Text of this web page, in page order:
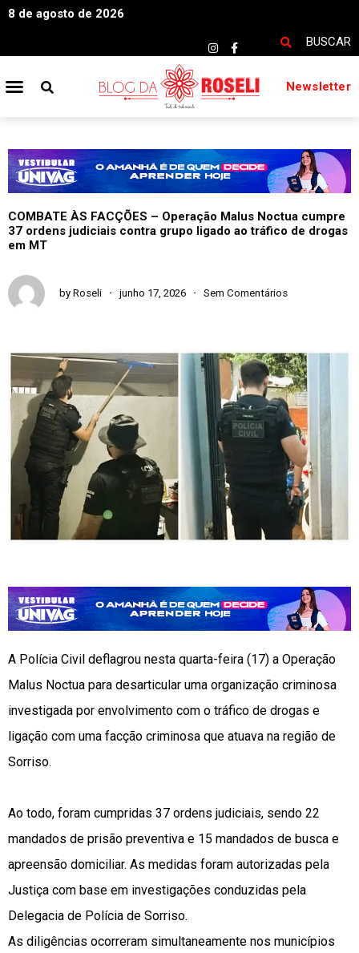
8 de agosto de 2026
BUSCAR
Newsletter
COMBATE ÀS FACÇÕES – Operação Malus Noctua cumpre
37 ordens judiciais contra grupo ligado ao tráfico de drogas
em MT
by Roseli junho 17, 2026 Sem Comentários
A Polícia Civil deflagrou nesta quarta-feira (17) a Operação
Malus Noctua para desarticular uma organização criminosa
investigada por envolvimento com o tráfico de drogas e
ligação com uma facção criminosa que atuava na região de
Sorriso.
Ao todo, foram cumpridas 37 ordens judiciais, sendo 22
mandados de prisão preventiva e 15 mandados de busca e
apreensão domiciliar. As medidas foram autorizadas pela
Justiça com base em investigações conduzidas pela
Delegacia de Polícia de Sorriso.
As diligências ocorreram simultaneamente nos municípios